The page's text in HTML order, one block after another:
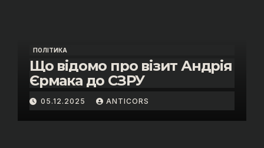
ПОЛІТИКА
Що відомо про візит Андрія
Єрмака до СЗРУ
05.12.2025 ANTICORS